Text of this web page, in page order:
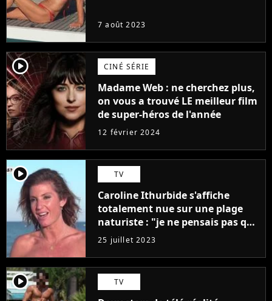
7 août 2023
player2 CINÉ SÉRIE
Madame Web : ne cherchez plus,
on vous a trouvé LE meilleur film
de super-héros de l'année
12 février 2024
player2 TV
Caroline Ithurbide s'affiche
totalement nue sur une plage
naturiste : "je ne pensais pas que
j'arriverais à le faire..."
25 juillet 2023
player2 TV